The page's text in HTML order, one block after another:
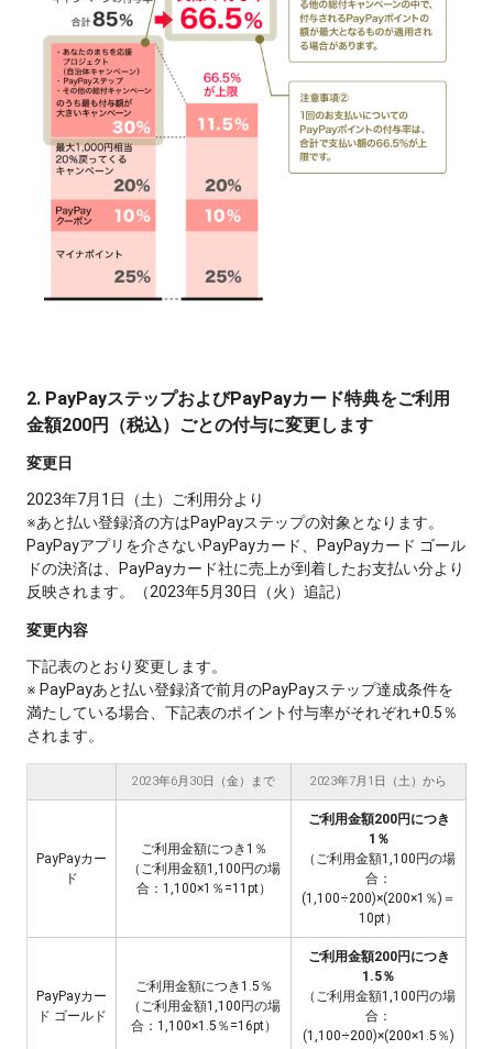
2. PayPayステップおよびPayPayカード特典をご利用
金額200円（税込）ごとの付与に変更します
変更日
2023年7月1日（土）ご利用分より
※あと払い登録済の方はPayPayステップの対象となります。
PayPayアプリを介さないPayPayカード、PayPayカード ゴール
ドの決済は、PayPayカード社に売上が到着したお支払い分より
反映されます。（2023年5月30日（火）追記）
変更内容
下記表のとおり変更します。
※ PayPayあと払い登録済で前月のPayPayステップ達成条件を
満たしている場合、下記表のポイント付与率がそれぞれ+0.5％
されます。
2023年6月30日（金）まで 2023年7月1日（土）から
PayPayカー
ド
ご利用金額につき1％
（ご利用金額1,100円の場
合：1,100×1％=11pt）
ご利用金額200円につき
1％
（ご利用金額1,100円の場
合：
(1,100÷200)×(200×1％)＝
10pt）
PayPayカー
ド ゴールド
ご利用金額につき1.5％
（ご利用金額1,100円の場
合：1,100×1.5％=16pt）
ご利用金額200円につき
1.5％
（ご利用金額1,100円の場
合：
(1,100÷200)×(200×1.5％)